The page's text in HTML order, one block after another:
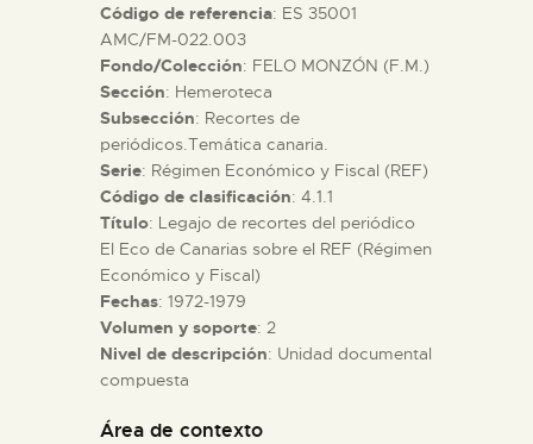
ACTIVIDADES
█
EL MUSEO
COLECCIONES
DIDÁCTICA
ESPAÑOL
Código de referencia: ES 35001
AMC/FM-022.003
Fondo/Colección: FELO MONZÓN (F.M.)
Sección: Hemeroteca
Subsección: Recortes de
periódicos.Temática canaria.
Serie: Régimen Económico y Fiscal (REF)
Código de clasificación: 4.1.1
Título: Legajo de recortes del periódico
El Eco de Canarias sobre el REF (Régimen
Económico y Fiscal)
Fechas: 1972-1979
Volumen y soporte: 2
Nivel de descripción: Unidad documental
compuesta
Área de contexto